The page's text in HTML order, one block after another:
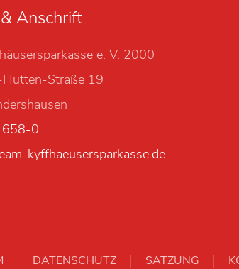
Anschrift
e. V. 2000
Straße 19
0
kyffhaeusersparkasse.de
DATENSCHUTZ SATZUNG